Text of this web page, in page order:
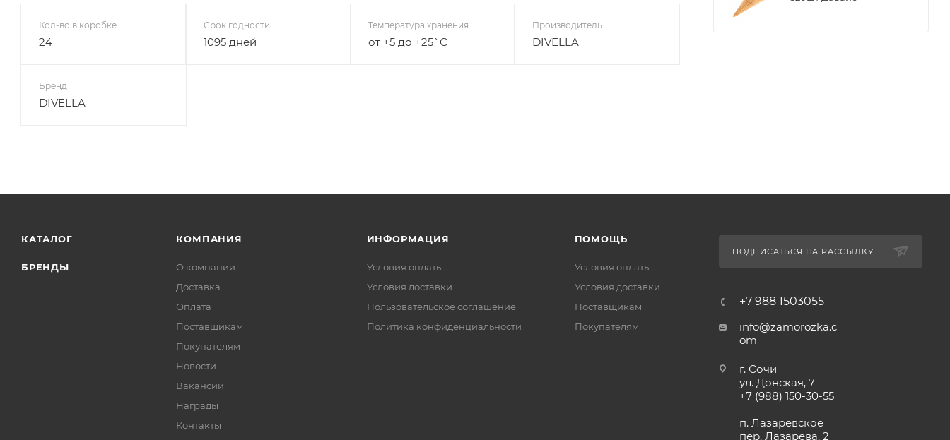
Кол-во в коробке
24
Срок годности
1095 дней
Температура хранения
от +5 до +25`C
Производитель
DIVELLA
Бренд
DIVELLA
КАТАЛОГ
БРЕНДЫ
КОМПАНИЯ
О компании
Доставка
Оплата
Поставщикам
Покупателям
Новости
Вакансии
Награды
Контакты
ИНФОРМАЦИЯ
Условия оплаты
Условия доставки
Пользовательское соглашение
Политика конфиденциальности
ПОМОЩЬ
Условия оплаты
Условия доставки
Поставщикам
Покупателям
ПОДПИСАТЬСЯ НА РАССЫЛКУ
+7 988 1503055
info@zamorozka.c
om
г. Сочи
ул. Донская, 7
+7 (988) 150-30-55
п. Лазаревское
пер. Лазарева, 2